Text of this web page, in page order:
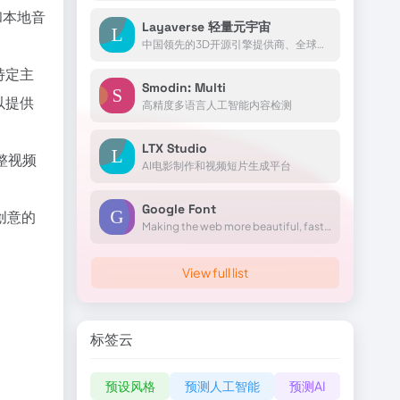
地音
定主
提供
视频
意的
Layaverse 轻量元宇宙
中国领先的3D开源引擎提供商、全球前沿的元宇宙平台服务商Layabox成立于2014年，公司拥有上百项核心自主知识产权和专利技术，是国家高新技术企业，北京市“专精特新”中小企业。
Smodin: Multi
高精度多语言人工智能内容检测
LTX Studio
AI电影制作和视频短片生成平台
Google Font
Making the web more beautiful, fast, and open through great typography
View full list
标签云
预设风格 预测人工智能 预测AI